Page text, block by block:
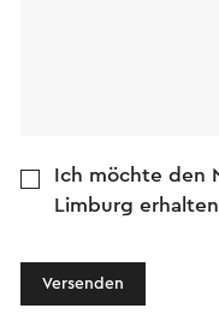
Ich möchte den
Limburg
Versenden